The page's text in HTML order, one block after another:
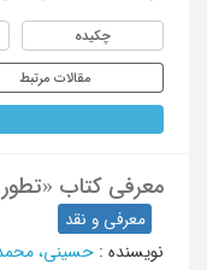
چکیده
مقالات مرتبط
معرفی کتاب «تطور
معرفی و نقد
نویسنده : حسینی،